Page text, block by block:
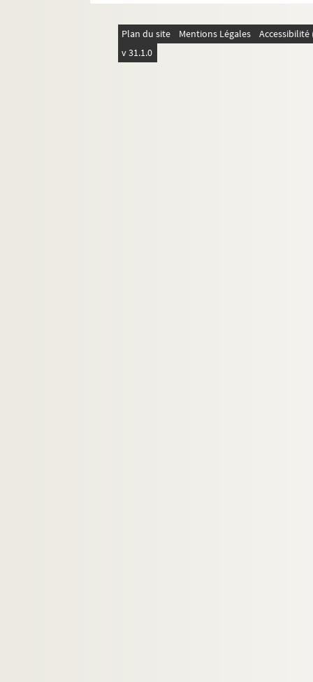
Plan du site Mentions Légales
v 31.1.0